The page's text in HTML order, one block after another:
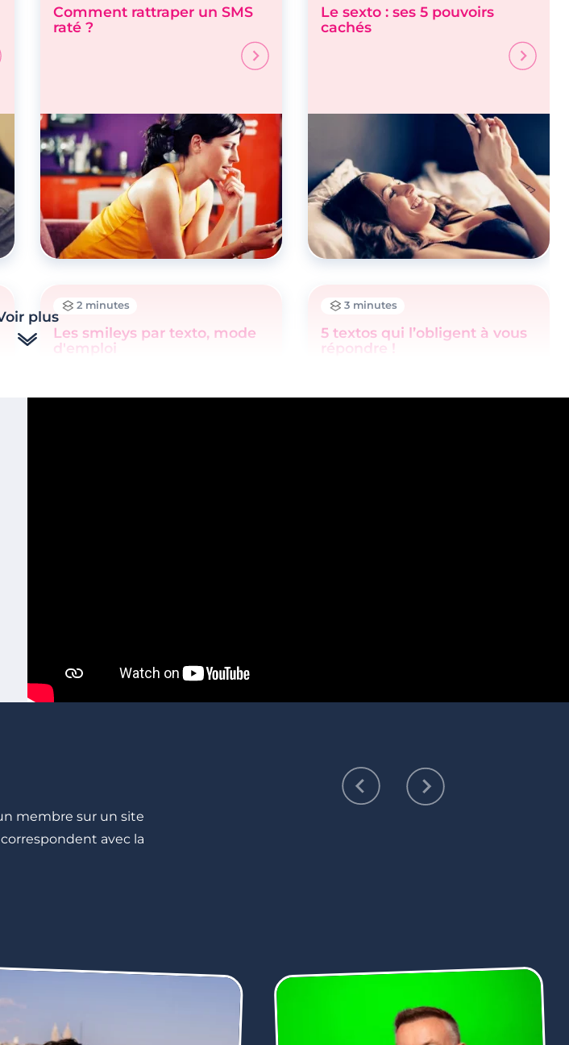
Comment rattraper un SMS
raté ?
Le sexto : ses 5 pouvoirs
cachés
2 minutes
Les smileys par texto, mode
d'emploi
3 minutes
5 textos qui l’obligent à vous
répondre !
plus
membre sur un site
avec la